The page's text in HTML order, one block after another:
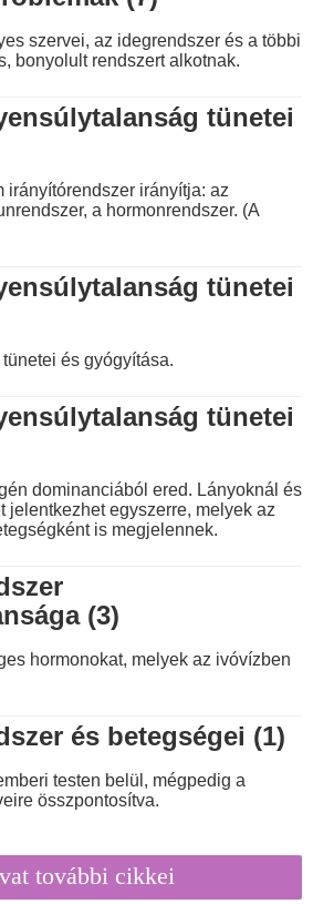
szervei, az idegrendszer és a többi
bonyolult rendszert alkotnak.
tünetei
irányítórendszer irányítja: az
a hormonrendszer. (A
tünetei
és gyógyítása.
tünetei
dominanciából ered. Lányoknál és
jelentkezhet egyszerre, melyek az
is megjelennek.
(3)
hormonokat, melyek az ivóvízben
és betegségei (1)
testen belül, mégpedig a
összpontosítva.
további cikkei